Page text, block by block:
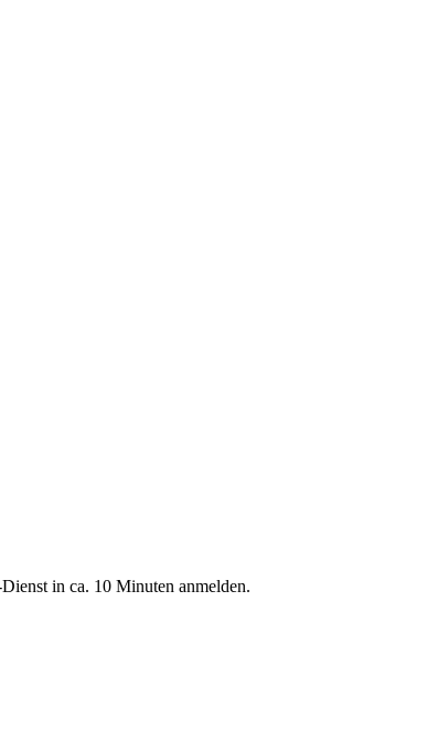
in ca. 10 Minuten anmelden.